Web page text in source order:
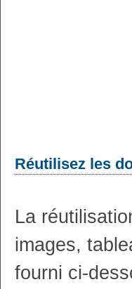
Réutilisez les
La
images,
fourni ci-